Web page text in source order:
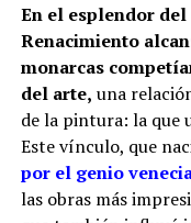
Casa Grande de
Por tanto, más que
más correcto
habría transmitido
Juan fue
responsabilidad
una obra de
En el esplendor
Renacimiento
monarcas
del arte, una
de la pintura: la que
Este vínculo, que
por el genio
las obras más